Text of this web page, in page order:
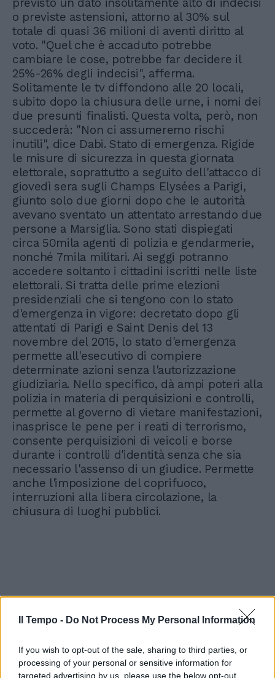
Il Tempo - Do Not Process My Personal Information
If you wish to opt-out of the sale, sharing to third parties, or
processing of your personal or sensitive information for
targeted advertising by us, please use the below opt-out
o previste astensioni, attorno al 30% sul
totale di quasi 36 milioni di aventi diritto al
voto. "Quel che è accaduto potrebbe
cambiare le cose, potrebbe far decidere il
25%-26% degli indecisi", afferma.
Solitamente le tv diffondono alle 20 locali,
subito dopo la chiusura delle urne, i nomi dei
due presunti finalisti. Questa volta, però, non
succederà: "Non ci assumeremo rischi
inutili", dice Dabi. Stato di emergenza. Rigide
le misure di sicurezza in questa giornata
elettorale, soprattutto a seguito dell'attacco di
giovedì sera sugli Champs Elysées a Parigi,
giunto solo due giorni dopo che le autorità
avevano sventato un attentato arrestando due
persone a Marsiglia. Sono stati dispiegati
circa 50mila agenti di polizia e gendarmerie,
nonché 7mila militari. Ai seggi potranno
accedere soltanto i cittadini iscritti nelle liste
elettorali. Si tratta delle prime elezioni
presidenziali che si tengono con lo stato
d'emergenza in vigore: decretato dopo gli
attentati di Parigi e Saint Denis del 13
novembre del 2015, lo stato d'emergenza
permette all'esecutivo di compiere
determinate azioni senza l'autorizzazione
giudiziaria. Nello specifico, dà ampi poteri alla
polizia in materia di perquisizioni e controlli,
permette al governo di vietare manifestazioni,
inasprisce le pene per i reati di terrorismo,
consente perquisizioni di veicoli e borse
durante i controlli d'identità senza che sia
necessario l'assenso di un giudice. Permette
anche l'imposizione del coprifuoco,
interruzioni alla libera circolazione, la
chiusura di luoghi pubblici.